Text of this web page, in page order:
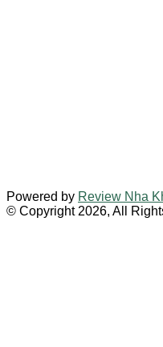
Powered by Review Nha
© Copyright 2026, All